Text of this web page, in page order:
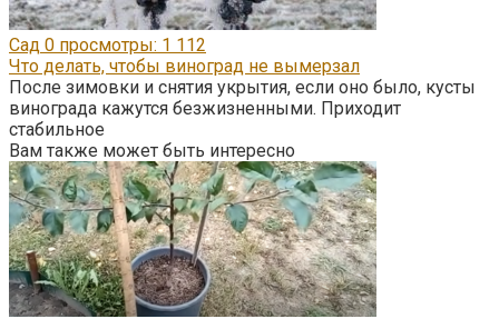
Сад 0 просмотры: 1 112
Что делать, чтобы виноград не вымерзал
После зимовки и снятия укрытия, если оно было, кусты
винограда кажутся безжизненными. Приходит
стабильное
Вам также может быть интересно